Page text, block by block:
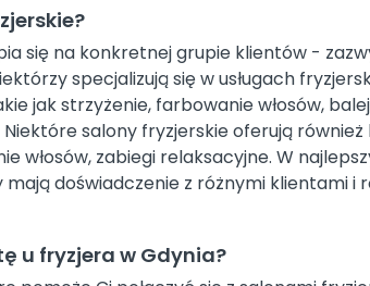
się na konkretnej grupie klientów -
specjalizują się w usługach
jak strzyżenie, farbowanie włosów,
salony fryzjerskie oferują również
włosów, zabiegi relaksacyjne. W
doświadczenie z różnymi klientami i
u fryzjera w Gdynia?